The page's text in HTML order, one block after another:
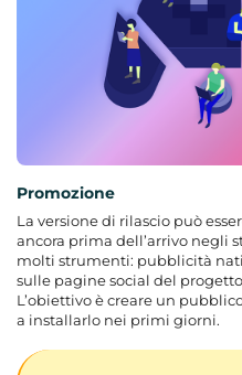
Promozione
La versione di rilascio può
ancora prima dell’arrivo negli
molti strumenti: pubblicità
sulle pagine social del
L’obiettivo è creare un
a installarlo nei primi giorni.